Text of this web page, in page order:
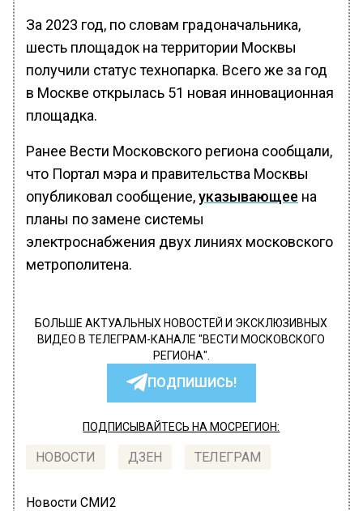
За 2023 год, по словам градоначальника,
шесть площадок на территории Москвы
получили статус технопарка. Всего же за год
в Москве открылась 51 новая инновационная
площадка.
Ранее Вести Московского региона сообщали,
что Портал мэра и правительства Москвы
опубликовал сообщение,указывающее на
планы по замене системы
электроснабжения двух линиях московского
метрополитена.
БОЛЬШЕ АКТУАЛЬНЫХ НОВОСТЕЙ И ЭКСКЛЮЗИВНЫХ
ВИДЕО В ТЕЛЕГРАМ-КАНАЛЕ "ВЕСТИ МОСКОВСКОГО
РЕГИОНА".
ПОДПИШИСЬ!
ПОДПИСЫВАЙТЕСЬ НА МОСРЕГИОН:
НОВОСТИ ДЗЕН ТЕЛЕГРАМ
Новости СМИ2